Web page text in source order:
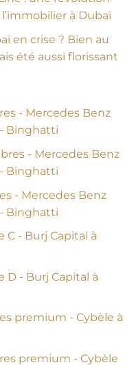
à Dubaï
en crise ? Bien au
été aussi florissant
- Mercedes Benz
Binghatti
- Mercedes Benz
Binghatti
- Mercedes Benz
Binghatti
C - Burj Capital à
D - Burj Capital à
premium - Cybèle à
premium - Cybèle